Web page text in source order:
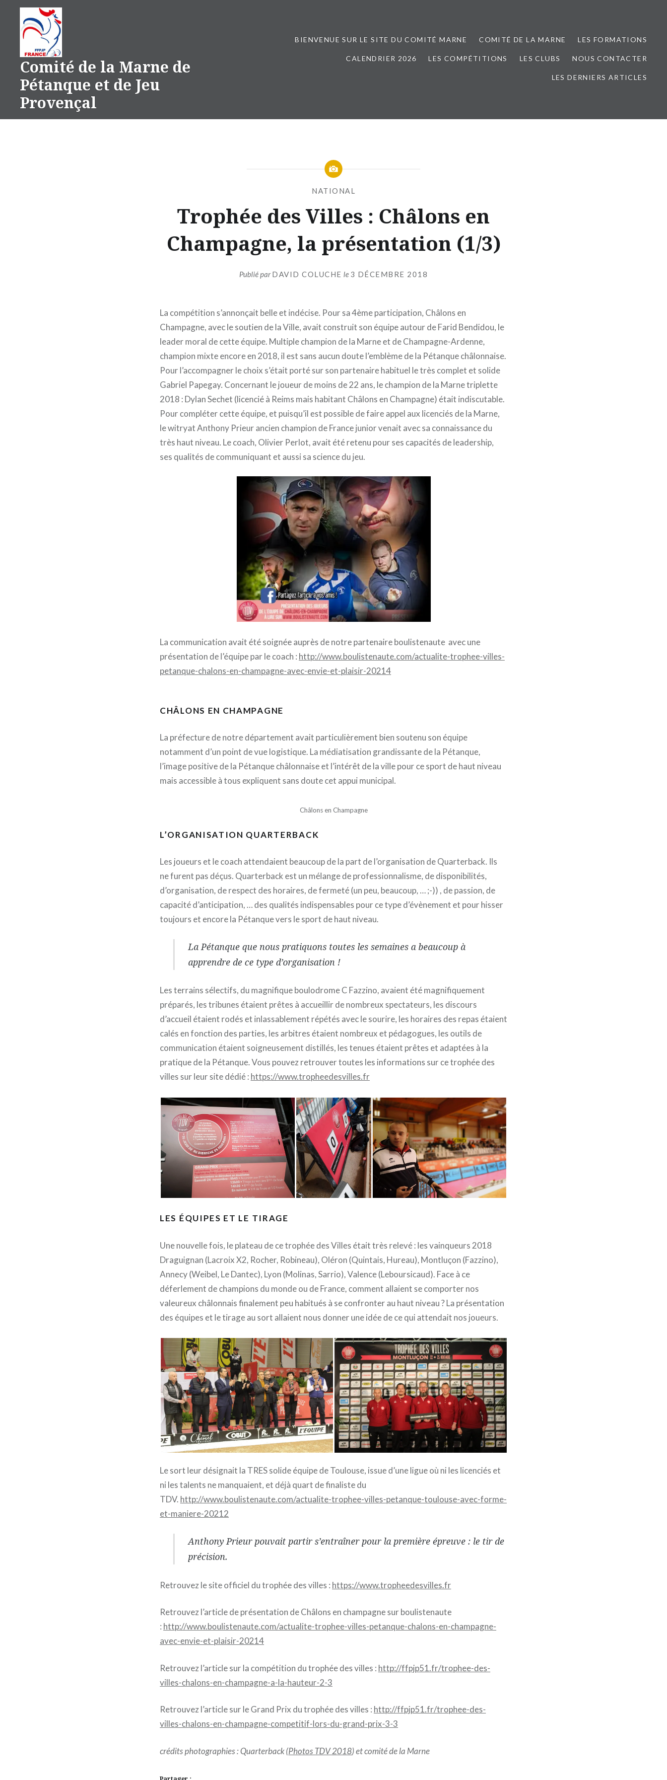
contenu
Comité de la Marne de
Pétanque et de Jeu
Provençal
BIENVENUE SUR LE SITE DU COMITÉ MARNE COMITÉ DE LA MARNE LES FORMATIONS
CALENDRIER 2026 LES COMPÉTITIONS LES CLUBS NOUS CONTACTER
LES DERNIERS ARTICLES
NATIONAL
Trophée des Villes : Châlons en
Champagne, la présentation (1/3)
Publié parDAVID COLUCHE le 3 DÉCEMBRE 2018
La compétition s’annonçait belle et indécise. Pour sa 4ème participation, Châlons en
Champagne, avec le soutien de la Ville, avait construit son équipe autour de Farid Bendidou, le
leader moral de cette équipe. Multiple champion de la Marne et de Champagne-Ardenne,
champion mixte encore en 2018, il est sans aucun doute l’emblème de la Pétanque châlonnaise.
Pour l’accompagner le choix s’était porté sur son partenaire habituel le très complet et solide
Gabriel Papegay. Concernant le joueur de moins de 22 ans, le champion de la Marne triplette
2018 : Dylan Sechet (licencié à Reims mais habitant Châlons en Champagne) était indiscutable.
Pour compléter cette équipe, et puisqu’il est possible de faire appel aux licenciés de la Marne,
le witryat Anthony Prieur ancien champion de France junior venait avec sa connaissance du
très haut niveau. Le coach, Olivier Perlot, avait été retenu pour ses capacités de leadership,
ses qualités de communiquant et aussi sa science du jeu.
La communication avait été soignée auprès de notre partenaire boulistenaute avec une
présentation de l’équipe par le coach : http://www.boulistenaute.com/actualite-trophee-villes-
petanque-chalons-en-champagne-avec-envie-et-plaisir-20214
CHÂLONS EN CHAMPAGNE
La préfecture de notre département avait particulièrement bien soutenu son équipe
notamment d’un point de vue logistique. La médiatisation grandissante de la Pétanque,
l’image positive de la Pétanque châlonnaise et l’intérêt de la ville pour ce sport de haut niveau
mais accessible à tous expliquent sans doute cet appui municipal.
Châlons en Champagne
L’ORGANISATION QUARTERBACK
Les joueurs et le coach attendaient beaucoup de la part de l’organisation de Quarterback. Ils
ne furent pas déçus. Quarterback est un mélange de professionnalisme, de disponibilités,
d’organisation, de respect des horaires, de fermeté (un peu, beaucoup, … ;-)) , de passion, de
capacité d’anticipation, … des qualités indispensables pour ce type d’évènement et pour hisser
toujours et encore la Pétanque vers le sport de haut niveau.
La Pétanque que nous pratiquons toutes les semaines a beaucoup à
apprendre de ce type d’organisation !
Les terrains sélectifs, du magnifique boulodrome C Fazzino, avaient été magnifiquement
préparés, les tribunes étaient prêtes à accueillir de nombreux spectateurs, les discours
d’accueil étaient rodés et inlassablement répétés avec le sourire, les horaires des repas étaient
calés en fonction des parties, les arbitres étaient nombreux et pédagogues, les outils de
communication étaient soigneusement distillés, les tenues étaient prêtes et adaptées à la
pratique de la Pétanque. Vous pouvez retrouver toutes les informations sur ce trophée des
villes sur leur site dédié : https://www.tropheedesvilles.fr
LES ÉQUIPES ET LE TIRAGE
Une nouvelle fois, le plateau de ce trophée des Villes était très relevé : les vainqueurs 2018
Draguignan (Lacroix X2, Rocher, Robineau), Oléron (Quintais, Hureau), Montluçon (Fazzino),
Annecy (Weibel, Le Dantec), Lyon (Molinas, Sarrio), Valence (Leboursicaud). Face à ce
déferlement de champions du monde ou de France, comment allaient se comporter nos
valeureux châlonnais finalement peu habitués à se confronter au haut niveau ? La présentation
des équipes et le tirage au sort allaient nous donner une idée de ce qui attendait nos joueurs.
Le sort leur désignait la TRES solide équipe de Toulouse, issue d’une ligue où ni les licenciés et
ni les talents ne manquaient, et déjà quart de finaliste du
TDV. http://www.boulistenaute.com/actualite-trophee-villes-petanque-toulouse-avec-forme-
et-maniere-20212
Anthony Prieur pouvait partir s’entraîner pour la première épreuve : le tir de
précision.
Retrouvez le site officiel du trophée des villes : https://www.tropheedesvilles.fr
Retrouvez l’article de présentation de Châlons en champagne sur boulistenaute
: http://www.boulistenaute.com/actualite-trophee-villes-petanque-chalons-en-champagne-
avec-envie-et-plaisir-20214
Retrouvez l’article sur la compétition du trophée des villes : http://ffpjp51.fr/trophee-des-
villes-chalons-en-champagne-a-la-hauteur-2-3
Retrouvez l’article sur le Grand Prix du trophée des villes : http://ffpjp51.fr/trophee-des-
villes-chalons-en-champagne-competitif-lors-du-grand-prix-3-3
crédits photographies : Quarterback (Photos TDV 2018) et comité de la Marne